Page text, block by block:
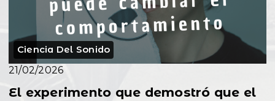
Ciencia Del Sonido
21/02/2026
El experimento que demostró que el